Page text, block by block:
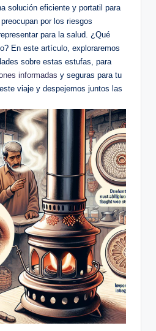
solución eficiente y ⁤portatil para
por los‍ riesgos
para la⁢ salud. ¿Qué⁢
En este artículo, exploraremos
sobre estas estufas, para
informadas ⁣y seguras‍ para tu
viaje y despejemos juntos las